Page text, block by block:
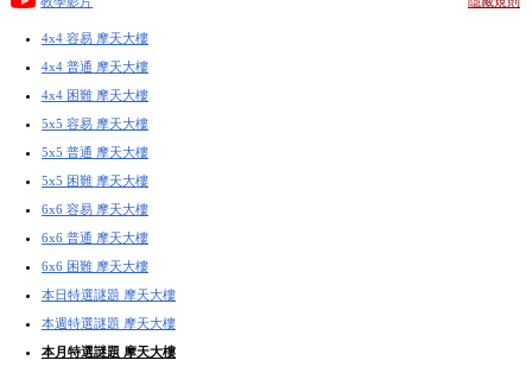
4x4 容易 摩天大樓
4x4 普通 摩天大樓
4x4 困難 摩天大樓
5x5 容易 摩天大樓
5x5 普通 摩天大樓
5x5 困難 摩天大樓
6x6 容易 摩天大樓
6x6 普通 摩天大樓
6x6 困難 摩天大樓
本日特選謎題 摩天大樓
本週特選謎題 摩天大樓
本月特選謎題 摩天大樓